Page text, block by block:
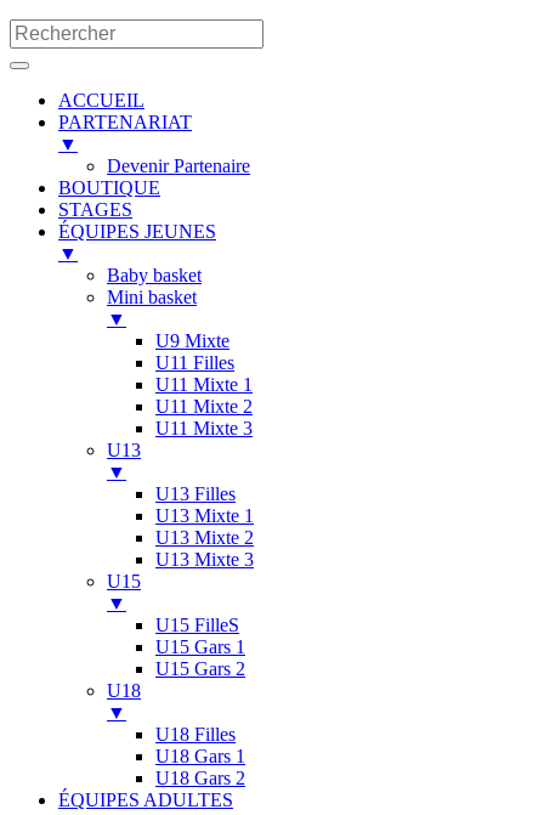
ACCUEIL
PARTENARIAT
▼
Devenir Partenaire
BOUTIQUE
STAGES
ÉQUIPES JEUNES
▼
Baby basket
Mini basket
▼
U9 Mixte
U11 Filles
U11 Mixte 1
U11 Mixte 2
U11 Mixte 3
U13
▼
U13 Filles
U13 Mixte 1
U13 Mixte 2
U13 Mixte 3
U15
▼
U15 FilleS
U15 Gars 1
U15 Gars 2
U18
▼
U18 Filles
U18 Gars 1
U18 Gars 2
ÉQUIPES ADULTES